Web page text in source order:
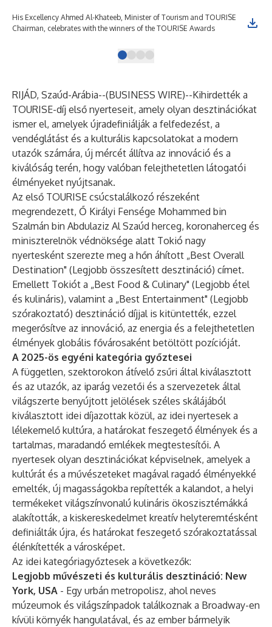
His Excellency Ahmed Al-Khateeb, Minister of Tourism and TOURISE
Chairman, celebrates with the winners of the TOURISE Awards
RIJÁD, Szaúd-Arábia--(BUSINESS WIRE)--Kihirdették a
TOURISE-díj első nyerteseit, amely olyan desztinációkat
ismer el, amelyek újradefiniálják a felfedezést, a
vendéglátást és a kulturális kapcsolatokat a modern
utazók számára, új mércét állítva az innováció és a
kiválóság terén, hogy valóban felejthetetlen látogatói
élményeket nyújtsanak.
Az első TOURISE csúcstalálkozó részeként
megrendezett, Ő Királyi Fensége Mohammed bin
Szalmán bin Abdulaziz Al Szaúd herceg, koronaherceg és
miniszterelnök védnöksége alatt Tokió nagy
nyertesként szerezte meg a hőn áhított „Best Overall
Destination" (Legjobb összesített desztináció) címet.
Emellett Tokiót a „Best Food & Culinary" (Legjobb étel
és kulináris), valamint a „Best Entertainment" (Legjobb
szórakoztató) desztináció díjjal is kitüntették, ezzel
megerősítve az innováció, az energia és a felejthetetlen
élmények globális fővárosaként betöltött pozícióját.
A 2025-ös egyéni kategória győztesei
A független, szektorokon átívelő zsűri által kiválasztott
és az utazók, az iparág vezetői és a szervezetek által
világszerte benyújtott jelölések széles skálájából
kiválasztott idei díjazottak közül, az idei nyertesek a
lélekemelő kultúra, a határokat feszegető élmények és a
tartalmas, maradandó emlékek megtestesítői. A
nyertesek olyan desztinációkat képviselnek, amelyek a
kultúrát és a művészeteket magával ragadó élményekké
emelték, új magasságokba repítették a kalandot, a helyi
termékeket világszínvonalú kulináris ökoszisztémákká
alakították, a kiskereskedelmet kreatív helyteremtésként
definiálták újra, és határokat feszegető szórakoztatással
élénkítették a városképet.
Az idei kategóriagyőztesek a következők:
Legjobb művészeti és kulturális desztináció: New
York, USA - Egy urbán metropolisz, ahol neves
múzeumok és világszínpadok találkoznak a Broadway-en
kívüli környék hangulatával, és az ember bármelyik